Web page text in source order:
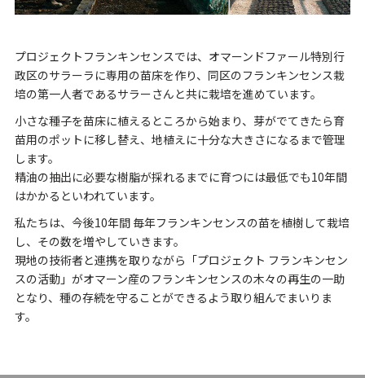
プロジェクトフランキンセンスでは、オマーンドファール特別行
政区のサラーラに専用の苗床を作り、同区のフランキンセンス栽
培の第一人者であるサラーさんと共に栽培を進めています。
小さな種子を苗床に植えるところから始まり、芽がでてきたら育
苗用のポットに移し替え、地植えに十分な大きさになるまで管理
します。
精油の抽出に必要な樹脂が採れるまでに育つには最低でも10年間
はかかるといわれています。
私たちは、今後10年間 毎年フランキンセンスの苗を植樹して栽培
し、その数を増やしていきます。
現地の技術者と連携を取りながら「プロジェクト フランキンセン
スの活動」がオマーン産のフランキンセンスの木々の再生の一助
となり、種の存続を守ることができるよう取り組んでまいりま
す。